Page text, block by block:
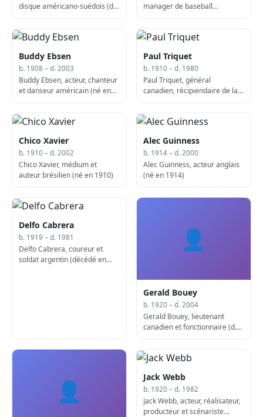
disque américano-suédois (d.
manager de baseball
Buddy Ebsen
b. 1908 – d. 2003
Buddy Ebsen, acteur, chanteur
et danseur américain (né en
Paul Triquet
b. 1910 – d. 1980
Paul Triquet, général
canadien, récipiendaire de la
Chico Xavier
b. 1910 – d. 2002
Chico Xavier, médium et
auteur brésilien (né en 1910)
Alec Guinness
b. 1914 – d. 2000
Alec Guinness, acteur anglais
(né en 1914)
Delfo Cabrera
b. 1919 – d. 1981
Delfo Cabrera, coureur et
soldat argentin (décédé en
👤
Gerald Bouey
b. 1920 – d. 2004
Gerald Bouey, lieutenant
canadien et fonctionnaire (d.
👤 Jack Webb
b. 1920 – d. 1982
Jack Webb, acteur, réalisateur,
producteur et scénariste